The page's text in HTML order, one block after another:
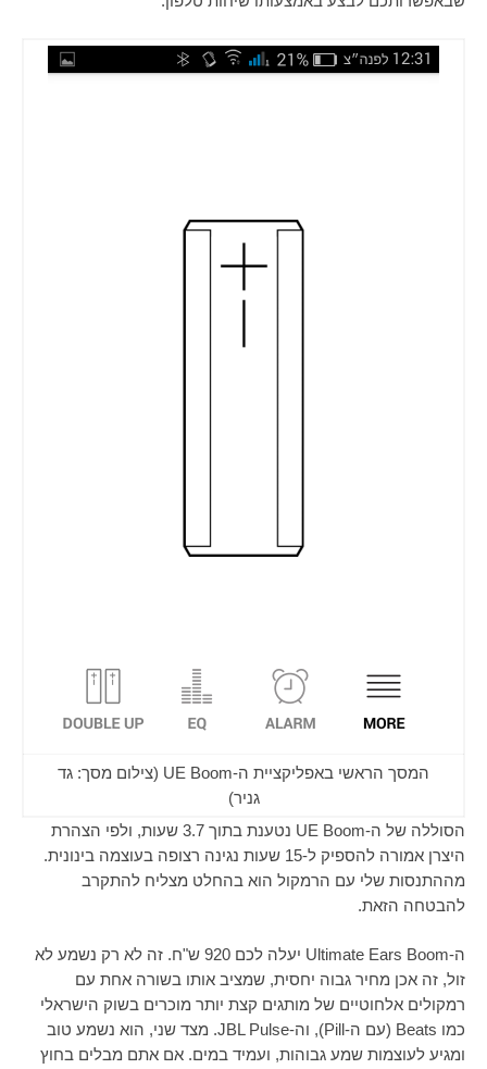
המסך הראשי באפליקציית ה-UE Boom (צילום מסך: גד
גניר)
הסוללה של ה-UE Boom
נטענת בתוך 3.7 שעות, ולפי הצהרת
היצרן אמורה להספיק ל-15 שעות נגינה רצופה בעוצמה בינונית.
מההתנסות שלי עם הרמקול הוא בהחלט מצליח להתקרב
להבטחה הזאת.
ה-Ultimate Ears Boom
יעלה לכם 920 ש"ח. זה לא רק נשמע לא
זול, זה אכן מחיר גבוה יחסית, שמציב אותו בשורה אחת עם
רמקולים אלחוטיים של מותגים קצת יותר מוכרים בשוק הישראלי
כמו Beats (עם ה-Pill), וה-JBL Pulse. מצד שני, הוא נשמע טוב
ומגיע לעוצמות שמע גבוהות, ועמיד במים. אם אתם מבלים בחוץ